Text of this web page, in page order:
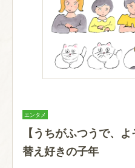
エンタメ
【うちがふつうで、
替え好きの子年